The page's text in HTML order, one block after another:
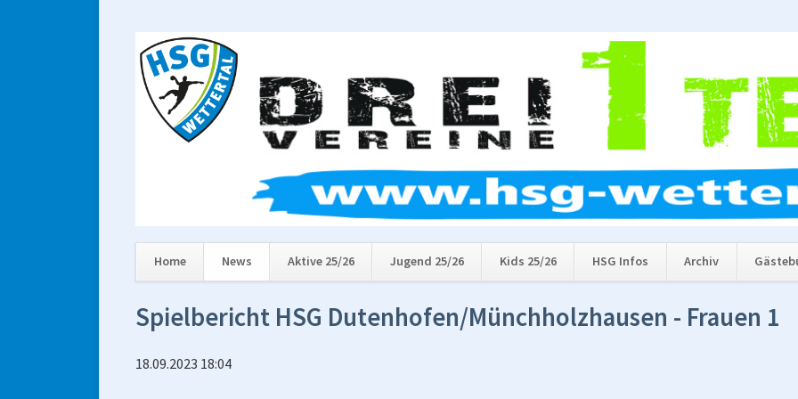
Home News Aktive 25/26 Jugend 25/26 Kids 25/26 HSG Infos Archiv
überspringen
Spielbericht HSG Dutenhofen/Münchholzhausen - Frauen 1
18.09.2023 18:04